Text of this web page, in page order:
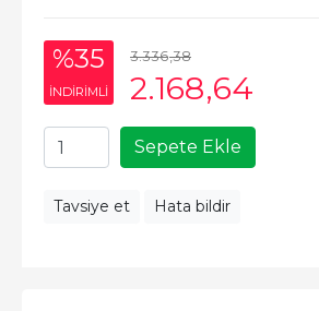
%35
INDIRIMLI
3.336,38
2.168,64
Sepete Ekle
Tavsiye et Hata bildir